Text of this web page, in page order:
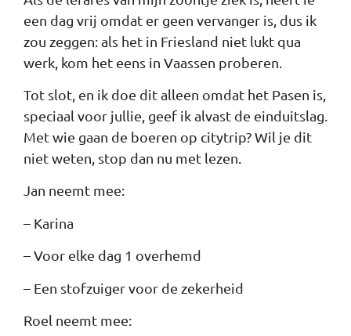
een dag vrij omdat er geen vervanger is, dus ik
zou zeggen: als het in Friesland niet lukt qua
werk, kom het eens in Vaassen proberen.
Tot slot, en ik doe dit alleen omdat het Pasen is,
speciaal voor jullie, geef ik alvast de einduitslag.
Met wie gaan de boeren op citytrip? Wil je dit
niet weten, stop dan nu met lezen.
Jan neemt mee:
– Karina
– Voor elke dag 1 overhemd
– Een stofzuiger voor de zekerheid
Roel neemt mee: